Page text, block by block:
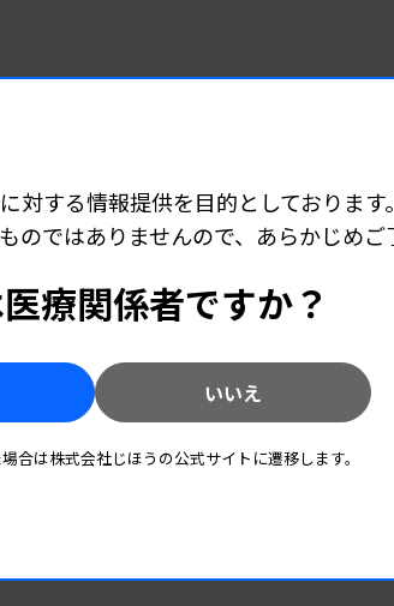
での検体検査の活
就任した。
対する情報提供を目的としております。
ではありませんので、あらかじめご
療関係者ですか？
いいえ
合は株式会社じほうの公式サイトに遷移します。